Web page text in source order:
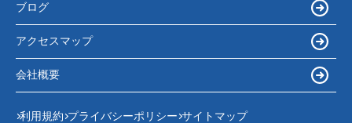
ブログ
アクセスマップ
会社概要
利用規約 プライバシーポリシー サイトマップ